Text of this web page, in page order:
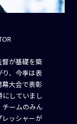
督が基礎を築
、今季は表
大会で表彰
していまし
チームのみん
ッシャーが